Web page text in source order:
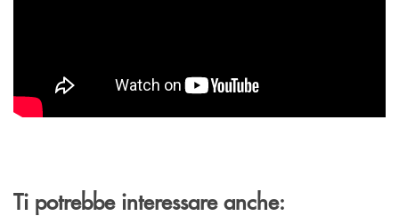
Ti potrebbe interessare anche: